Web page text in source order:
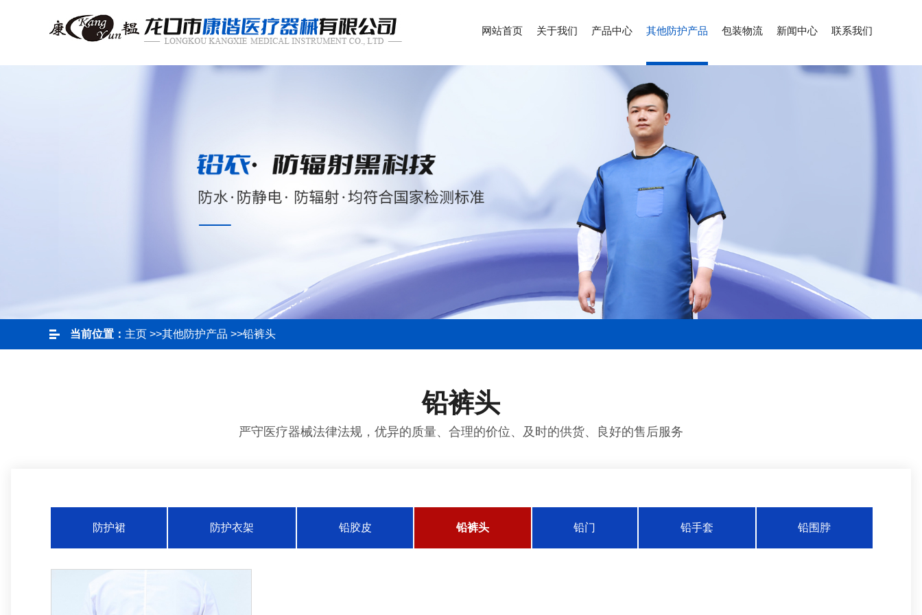
网站首页 关于我们 产品中心 其他防护产品 包装物流 新闻中心 联系我们
当前位置： 主页 >>其他防护产品 >>铅裤头
铅裤头
严守医疗器械法律法规，优异的质量、合理的价位、及时的供货、良好的售后服务
防护裙 防护衣架 铅胶皮 铅裤头 铅门 铅手套 铅围脖